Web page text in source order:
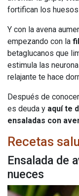
fortifican los
Y con la avena
empezando con la
betaglucanos que
estimula las
relajante te hace
Después de
es deuda y aquí te
ensaladas con
Recetas
Ensalada de
nueces